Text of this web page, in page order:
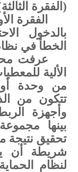
(الفقرة
الفقرة
بالدخول
الخطأ في
عرفت
الألية
من وحدة
تتكون من
وأجهزة
بينها
تحقيق نتيجة
شريطة أن
لنظام